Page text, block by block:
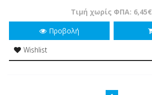
Τιμή χωρίς ΦΠΑ: 6,45€
Προβολή
Wishlist